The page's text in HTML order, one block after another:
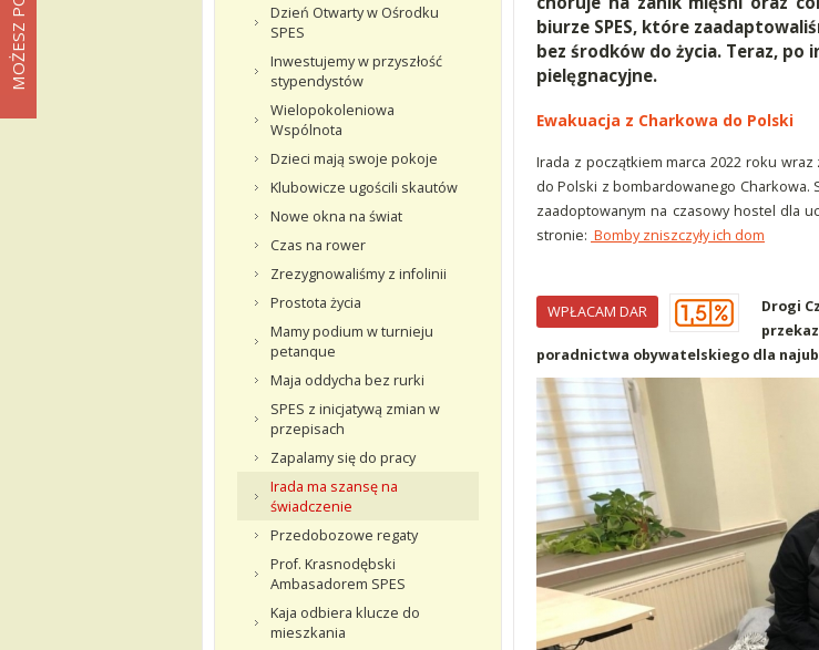
Dzień Otwarty w Ośrodku
SPES
Inwestujemy w przyszłość
stypendystów
Wielopokoleniowa
Wspólnota
Dzieci mają swoje pokoje
Klubowicze ugościli skautów
Nowe okna na świat
Czas na rower
Zrezygnowaliśmy z infolinii
Prostota życia
Mamy podium w turnieju
petanque
Maja oddycha bez rurki
SPES z inicjatywą zmian w
przepisach
Zapalamy się do pracy
Irada ma szansę na
świadczenie
Przedobozowe regaty
Prof. Krasnodębski
Ambasadorem SPES
Kaja odbiera klucze do
mieszkania
biurze SPES, które
bez środków do życia. Teraz, po
pielęgnacyjne.
Ewakuacja z Charkowa do Polski
Irada z początkiem marca 2022 roku
do Polski z bombardowanego Charkowa.
zaadoptowanym na czasowy hostel dla
stronie: Bomby zniszczyły ich dom
WPŁACAM DAR Drogi
poradnictwa obywatelskiego dla